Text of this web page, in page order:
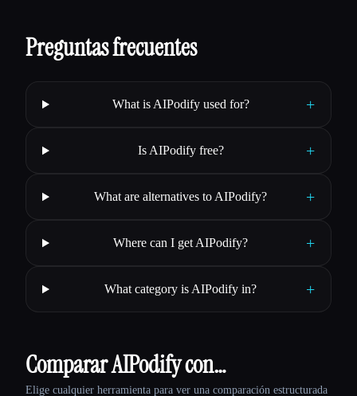
Preguntas frecuentes
What is AIPodify used for? +
Is AIPodify free? +
What are alternatives to AIPodify? +
Where can I get AIPodify? +
What category is AIPodify in? +
Comparar AIPodify con…
Elige cualquier herramienta para ver una comparación estructurada